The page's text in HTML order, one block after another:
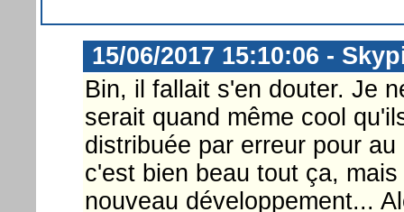
15/06/2017 15:10:06 -
Bin, il fallait s'en douter. Je
serait quand même cool
distribuée par erreur pour
c'est bien beau tout ça,
nouveau développement...